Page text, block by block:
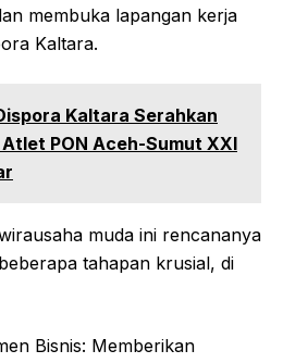
membuka lapangan kerja
Kaltara.
Kaltara Serahkan
PON Aceh-Sumut XXI
muda ini rencananya
tahapan krusial, di
Bisnis: Memberikan